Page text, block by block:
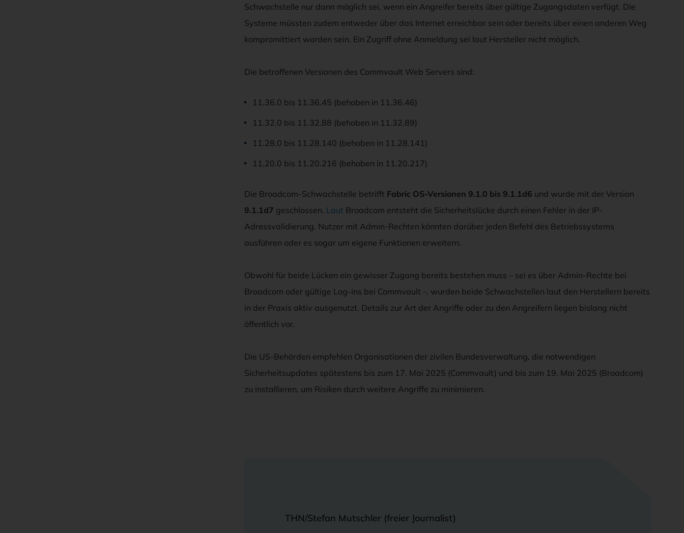
Schwachstelle nur dann möglich sei, wenn ein Angreifer bereits über gültige Zugangsdaten verfügt. Die
Systeme müssten zudem entweder über das Internet erreichbar sein oder bereits über einen anderen Weg
kompromittiert worden sein. Ein Zugriff ohne Anmeldung sei laut Hersteller nicht möglich.
Die betroffenen Versionen des Commvault Web Servers sind:
11.36.0 bis 11.36.45 (behoben in 11.36.46)
11.32.0 bis 11.32.88 (behoben in 11.32.89)
11.28.0 bis 11.28.140 (behoben in 11.28.141)
11.20.0 bis 11.20.216 (behoben in 11.20.217)
Die Broadcom-Schwachstelle betrifft Fabric OS-Versionen 9.1.0 bis 9.1.1d6 und wurde mit der Version
9.1.1d7 geschlossen. Laut Broadcom entsteht die Sicherheitslücke durch einen Fehler in der IP-
Adressvalidierung. Nutzer mit Admin-Rechten könnten darüber jeden Befehl des Betriebssystems
ausführen oder es sogar um eigene Funktionen erweitern.
Obwohl für beide Lücken ein gewisser Zugang bereits bestehen muss – sei es über Admin-Rechte bei
Broadcom oder gültige Log-ins bei Commvault –, wurden beide Schwachstellen laut den Herstellern bereits
in der Praxis aktiv ausgenutzt. Details zur Art der Angriffe oder zu den Angreifern liegen bislang nicht
öffentlich vor.
Die US-Behörden empfehlen Organisationen der zivilen Bundesverwaltung, die notwendigen
Sicherheitsupdates spätestens bis zum 17. Mai 2025 (Commvault) und bis zum 19. Mai 2025 (Broadcom)
zu installieren, um Risiken durch weitere Angriffe zu minimieren.
THN/Stefan Mutschler (freier Journalist)